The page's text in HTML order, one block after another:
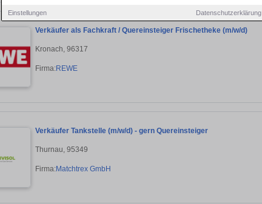
Einstellungen Datenschutzerklärung
Verkäufer als Fachkraft / Quereinsteiger Frischetheke (m/w/d)
Kronach, 96317
Firma:REWE
Verkäufer Tankstelle (m/w/d) - gern Quereinsteiger
Thurnau, 95349
Firma:Matchtrex GmbH